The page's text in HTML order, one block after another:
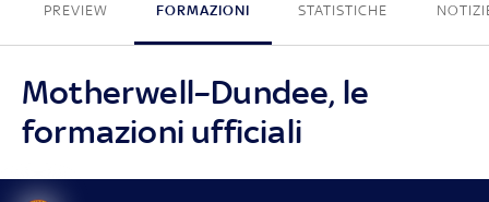
PREVIEW FORMAZIONI STATISTICHE
Motherwell–Dundee, le
formazioni ufficiali